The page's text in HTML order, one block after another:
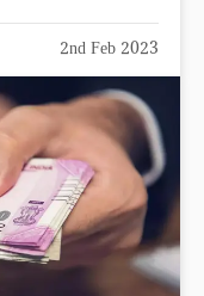
2nd Feb 2023